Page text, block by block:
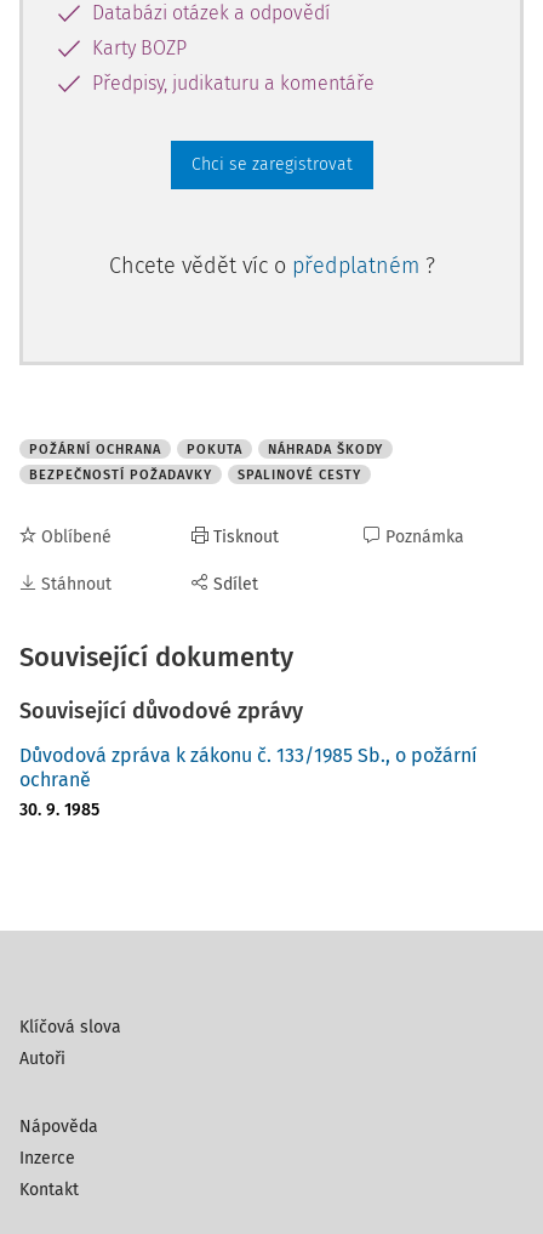
Databázi otázek a odpovědí
Karty BOZP
Předpisy, judikaturu a komentáře
Chci se zaregistrovat
Chcete vědět víc o předplatném ?
POŽÁRNÍ OCHRANA POKUTA
NÁHRADA ŠKODY
BEZPEČNOSTÍ POŽADAVKY
SPALINOVÉ CESTY
Oblíbené
Stáhnout
Tisknout
Sdílet
Poznámka
Související dokumenty
Související důvodové zprávy
Důvodová zpráva k zákonu č. 133/1985 Sb., o požární
ochraně
30. 9. 1985
Klíčová slova
Autoři
Nápověda
Inzerce
Kontakt